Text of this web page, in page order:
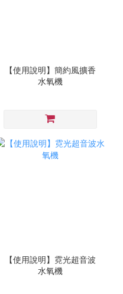
【使用說明】簡約風擴香
水氧機
【使用說明】霓光超音波
水氧機